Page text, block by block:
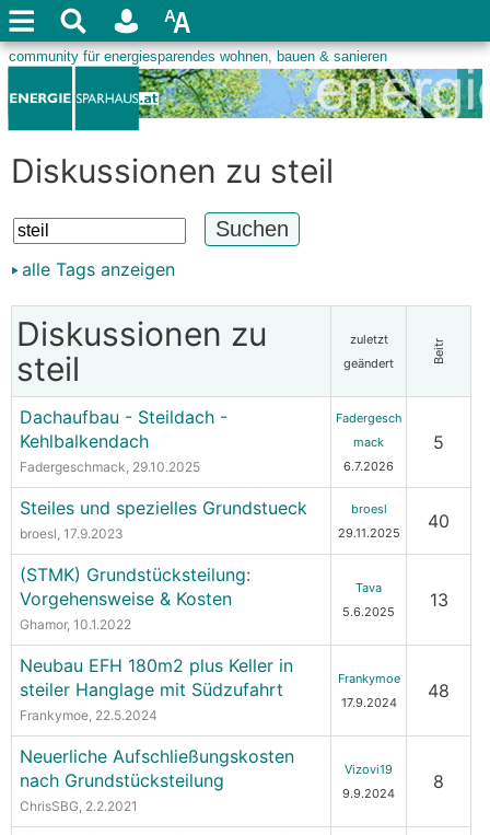
Diskussionen zu steil
alle Tags anzeigen
Diskussionen zu
steil
zuletzt
geändert
Beitr
Dachaufbau - Steildach -
Kehlbalkendach
Fadergeschmack, 29.10.2025
Fadergesch
mack
6.7.2026
5
Steiles und spezielles Grundstueck
broesl, 17.9.2023
broesl
29.11.2025
40
(STMK) Grundstücksteilung:
Vorgehensweise & Kosten
Ghamor, 10.1.2022
Tava
5.6.2025
13
Neubau EFH 180m2 plus Keller in
steiler Hanglage mit Südzufahrt
Frankymoe, 22.5.2024
Frankymoe
17.9.2024
48
Neuerliche Aufschließungskosten
nach Grundstücksteilung
ChrisSBG, 2.2.2021
Vizovi19
9.9.2024
8